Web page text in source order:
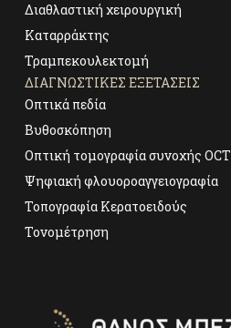
Διαθλαστική χειρουργική
Καταρράκτης
Τραμπεκουλεκτομή
ΔΙΑΓΝΩΣΤΙΚΕΣ ΕΞΕΤΑΣΕΙΣ
Οπτικά πεδία
Βυθοσκόπηση
Οπτική τομογραφία συνοχής OCT
Ψηφιακή φλουοροαγγειογραφία
Τοπογραφία Κερατοειδούς
Τονομέτρηση